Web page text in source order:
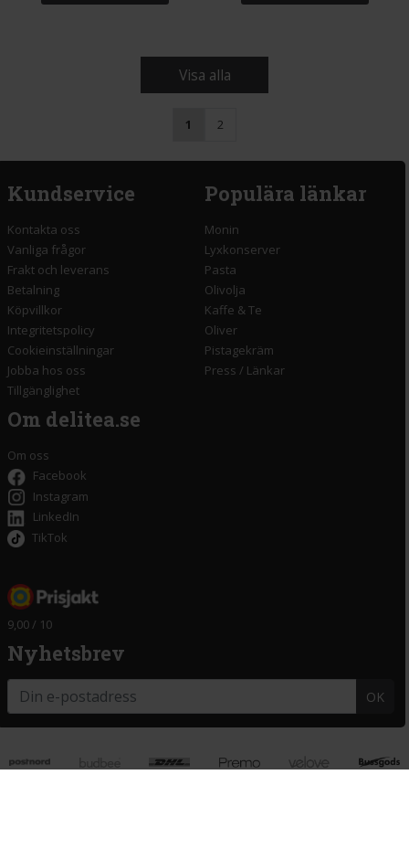
Visa alla
1 2
Kundservice
Kontakta oss
Vanliga frågor
Frakt och leverans
Betalning
Köpvillkor
Integritetspolicy
Cookieinställningar
Jobba hos oss
Tillgänglighet
Populära länkar
Monin
Lyxkonserver
Pasta
Olivolja
Kaffe & Te
Oliver
Pistagekräm
Press / Länkar
Om delitea.se
Om oss
Facebook
Instagram
LinkedIn
TikTok
9,00 / 10
Nyhetsbrev
OK